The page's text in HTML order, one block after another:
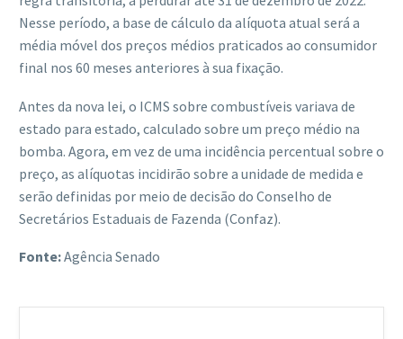
Nesse período, a base de cálculo da alíquota atual será a
média móvel dos preços médios praticados ao consumidor
final nos 60 meses anteriores à sua fixação.
Antes da nova lei, o ICMS sobre combustíveis variava de
estado para estado, calculado sobre um preço médio na
bomba. Agora, em vez de uma incidência percentual sobre o
preço, as alíquotas incidirão sobre a unidade de medida e
serão definidas por meio de decisão do Conselho de
Secretários Estaduais de Fazenda (Confaz).
Fonte:Agência Senado